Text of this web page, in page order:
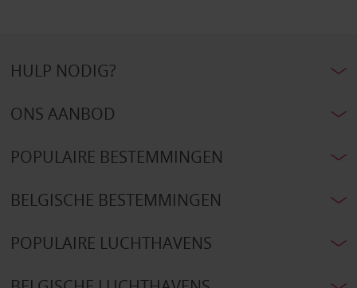
HULP NODIG?
ONS AANBOD
POPULAIRE BESTEMMINGEN
BELGISCHE BESTEMMINGEN
POPULAIRE LUCHTHAVENS